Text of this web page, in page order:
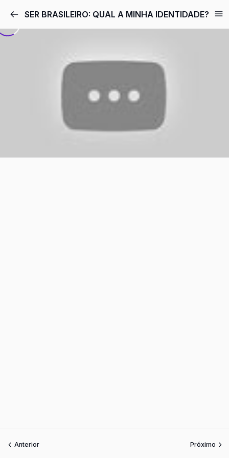
para
o
SER BRASILEIRO: QUAL A MINHA IDENTIDADE?
Anterior Próximo